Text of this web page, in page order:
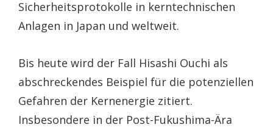
Sicherheitsprotokolle in kerntechnischen
Anlagen in Japan und weltweit.
Bis heute wird der Fall Hisashi Ouchi als
abschreckendes Beispiel für die potenziellen
Gefahren der Kernenergie zitiert.
Insbesondere in der Post-Fukushima-Ära